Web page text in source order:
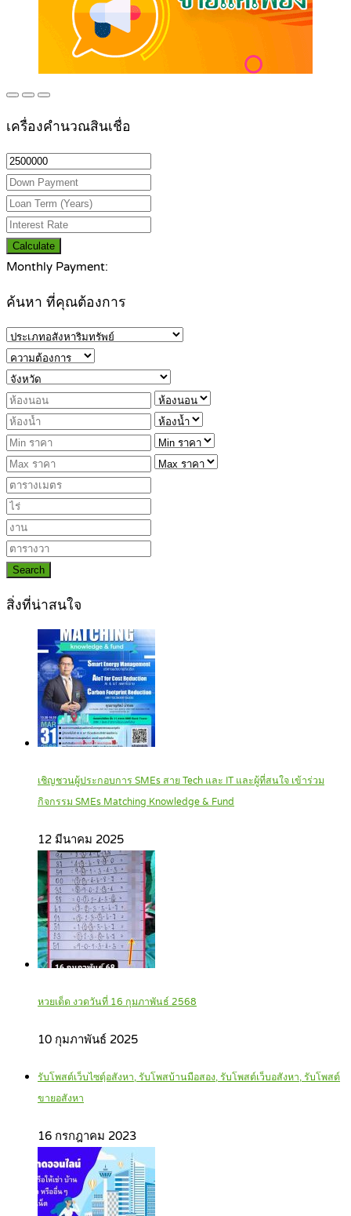
เครื่องคำนวณสินเชื่อ
Calculate
Monthly Payment:
ค้นหา ที่คุณต้องการ
Search
สิ่งที่น่าสนใจ
เชิญชวนผู้ประกอบการ SMEs สาย Tech และ IT และผู้ที่สนใจ เข้าร่วม
กิจกรรม SMEs Matching Knowledge & Fund
12 มีนาคม 2025
หวยเด็ด งวดวันที่ 16 กุมภาพันธ์ 2568
10 กุมภาพันธ์ 2025
รับโพสต์เว็บไซตฺ์อสังหา, รับโพสบ้านมือสอง, รับโพสต์เว็บอสังหา, รับโพสต์
ขายอสังหา
16 กรกฎาคม 2023